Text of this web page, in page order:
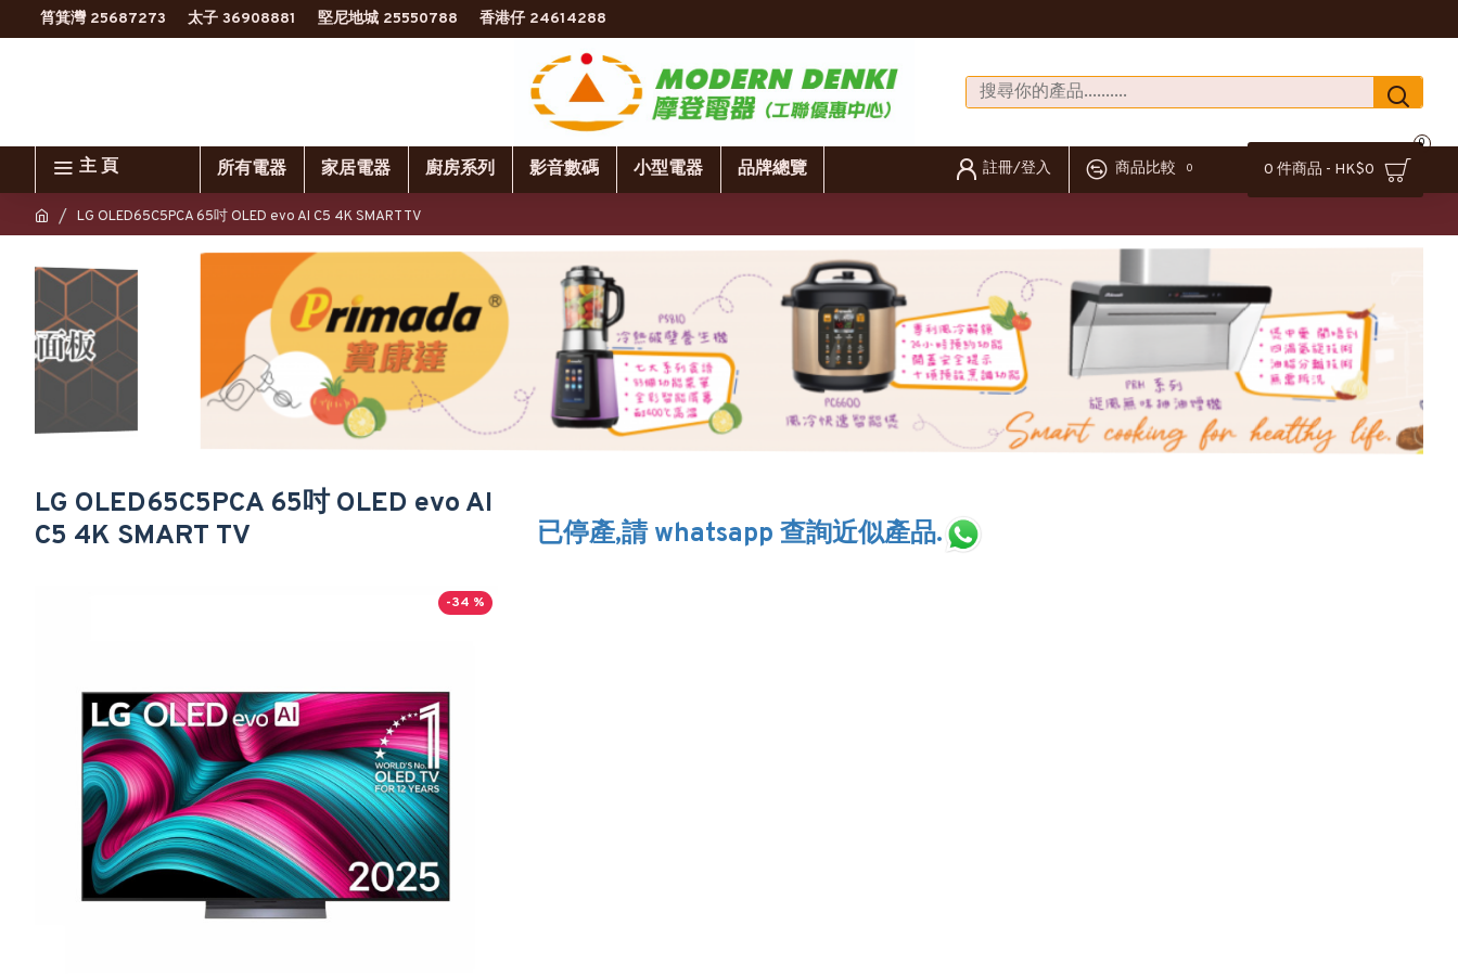
筲箕灣 25687273 太子 36908881 堅尼地城 25550788 香港仔 24614288
主 頁 所有電器 家居電器 廚房系列 影音數碼 小型電器 品牌總覽 註冊/登入 商品比較 0 0 件商品 - HK$0
0
LG OLED65C5PCA 65吋 OLED evo AI C5 4K SMART TV
LG OLED65C5PCA 65吋 OLED evo AI
C5 4K SMART TV
-34 %
已停產,請 whatsapp 查詢近似產品.